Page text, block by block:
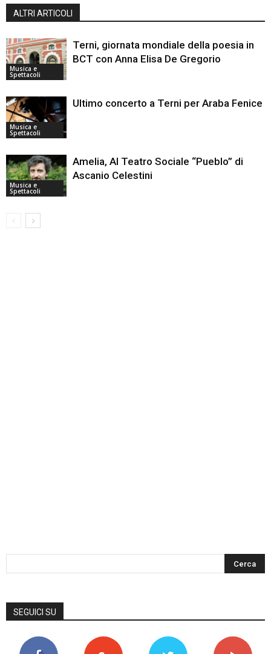
ALTRI ARTICOLI
Musica e
Spettacoli
Terni, giornata mondiale della poesia in
BCT con Anna Elisa De Gregorio
Musica e
Spettacoli
Ultimo concerto a Terni per Araba Fenice
Musica e
Spettacoli
Amelia, Al Teatro Sociale “Pueblo” di
Ascanio Celestini
SEGUICI SU